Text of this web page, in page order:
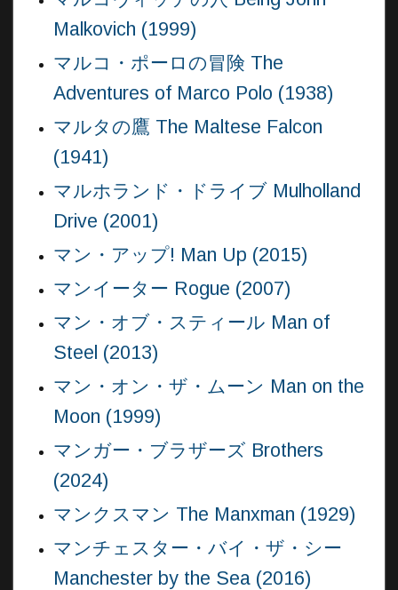
Malkovich (1999)
マルコ・ポーロの冒険 The
Adventures of Marco Polo (1938)
マルタの鷹 The Maltese Falcon
(1941)
マルホランド・ドライブ Mulholland
Drive (2001)
マン・アップ! Man Up (2015)
マンイーター Rogue (2007)
マン・オブ・スティール Man of
Steel (2013)
マン・オン・ザ・ムーン Man on the
Moon (1999)
マンガー・ブラザーズ Brothers
(2024)
マンクスマン The Manxman (1929)
マンチェスター・バイ・ザ・シー
Manchester by the Sea (2016)